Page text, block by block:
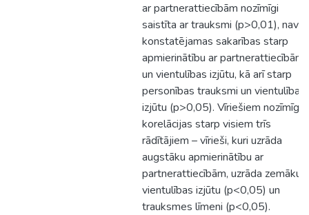
ar partnerattiecībām nozīmīgi
saistīta ar trauksmi (p>0,01), nav
konstatējamas sakarības starp
apmierinātību ar partnerattiecībām
un vientulības izjūtu, kā arī starp
personības trauksmi un vientulības
izjūtu (p>0,05). Vīriešiem
korelācijas starp visiem trīs
rādītājiem – vīrieši, kuri uzrāda
augstāku apmierinātību ar
partnerattiecībām, uzrāda zemāku
vientulības izjūtu (p<0,05) un
trauksmes līmeni (p<0,05).